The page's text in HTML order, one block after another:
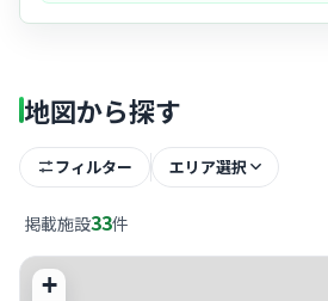
- 院内は清潔感があり、落ち着いた環境の中
地図から探す
フィルター エリア選択
掲載施設33件
+